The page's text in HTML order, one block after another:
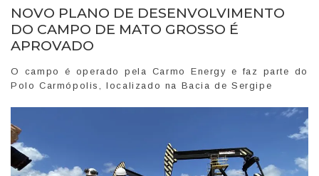
NOVO PLANO DE DESENVOLVIMENTO
DO CAMPO DE MATO GROSSO É
APROVADO
O campo é operado pela Carmo Energy e faz parte do
Polo Carmópolis, localizado na Bacia de Sergipe